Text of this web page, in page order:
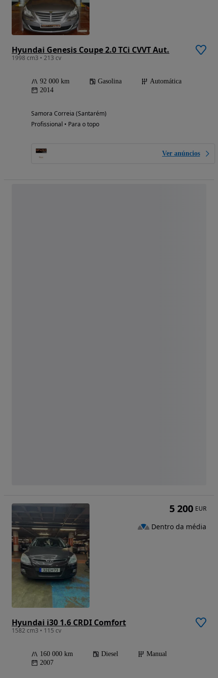
Hyundai Genesis Coupe 2.0 TCi CVVT Aut.
1998 cm3 • 213 cv
92 000 km Gasolina
Automática
2014
Samora Correia (Santarém)
Profissional • Para o topo
Ver anúncios
Hyundai i30 1.6 CRDI Comfort
1582 cm3 • 115 cv
160 000 km Diesel
Manual
2007
5 200 EUR
Dentro da média